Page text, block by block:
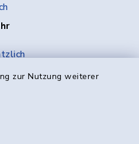
zur Nutzung weiterer